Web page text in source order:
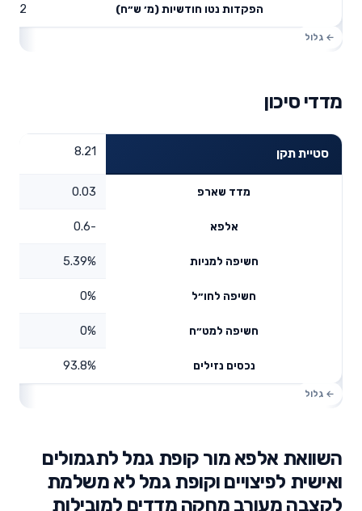
הפקדות נטו חודשיות (מ׳ ש״ח) 1.12
מדדי סיכון
סטיית תקן 8.21
מדד שארפ 0.03
אלפא -0.6
חשיפה למניות 5.39%
חשיפה לחו״ל 0%
חשיפה למט״ח 0%
נכסים נזילים 93.8%
השוואת אלפא מור קופת גמל לתגמולים
ואישית לפיצויים וקופת גמל לא משלמת
לקצבה מעורב מחקה מדדים למובילות